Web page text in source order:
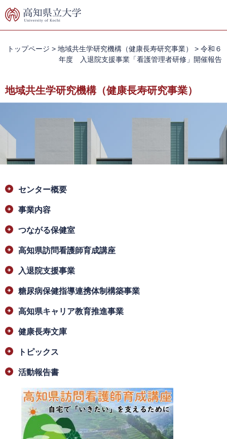
ー
ニ
て
本
へ
トップページ > 地域共生学研究機構（健康長寿研究事業） > 令和６
年度 入退院支援事業「看護管理者研修」開催報告
地域共生学研究機構（健康長寿研究事業）
文
センター概要
事業内容
つながる保健室
高知県訪問看護師育成講座
入退院支援事業
糖尿病保健指導連携体制構築事業
高知県キャリア教育推進事業
健康長寿文庫
トピックス
活動報告書